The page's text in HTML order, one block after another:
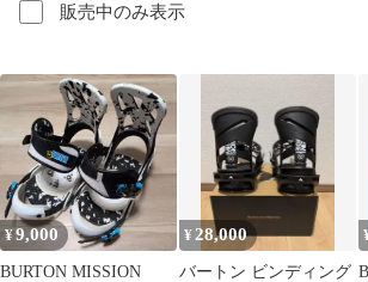
販売中のみ表示
¥9,000
BURTON MISSION
¥ 28,000
バートン ビンディング